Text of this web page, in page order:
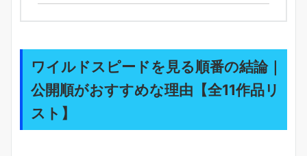
ワイルドスピードを見る順番の結論｜
公開順がおすすめな理由【全11作品リ
スト】